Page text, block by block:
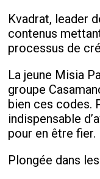
Kvadrat, leader
contenus
processus de
La jeune Misia
groupe
bien ces codes.
indispensable
pour en être fier.
Plongée dans